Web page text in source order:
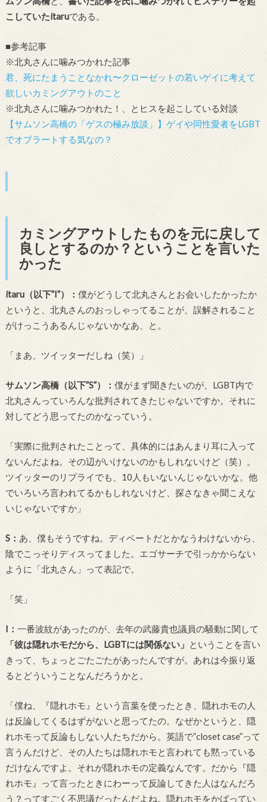
こしていたitaruである。
■参考記事
※北丸さんに噛みつかれた記事
君、死にたまうことなかれ〜クローゼットの若いゲイに考えて
欲しいカミングアウトのこと
※北丸さんに噛みつかれた！、とヒスを起こしている対談
【サムソン高橋の「ゲスの極み放談」】ゲイや同性愛者をLGBT
でオブラートする気なの？
カミングアウトしたものを元に戻して
良しとするのか？ということを言いた
かった
itaru（以下”I”） ： 僕がどうして北丸さんとお会いしたかったか
というと、北丸さんのおっしゃってることが、誤解されること
がけっこうあるんじゃないかなあ、と。
「まあ、ツイッターだしね（笑）」
サムソン高橋（以下”S”）： 僕がまず聞きたいのが、 LGBT内で
北丸さんっていろんな批判されてきたじゃないですか。それに
対してどう思ってたのかなっていう。
「実際に批判されたことって、具体的にはあんまり耳に入って
ないんだよね。その辺がいけないのかもしれないけど（笑）。
ツイッターのリプライでも、 10 人もいないんじゃないかな。他
でいろいろ言われてるかもしれないけど、探さなきゃ聞こえな
いじゃないですか」
S： あ、僕もそうですね。ディベートだとかなうわけないから、
陰でこっそりディスってました。エゴサーチで引っかからない
ように「北丸さん」って表記で。
「笑」
I ： 一番波紋があったのが、去年の武藤貴也議員の騒動に関して
「彼は隠れホモだから、 LGBTには関係ない」 ということを言い
きって、ちょっとごたごたがあったんですが。あれは今振り返
るとどういうことなんだろうかと。
「僕ね、『隠れホモ』という言葉を使ったとき、隠れホモの人
は反論してくるはずがないと思ってたの。なぜかというと、隠
れホモって反論もしない人たちだから。英語で”closet case”って
言うんだけど、その人たちは隠れホモと言われても黙っている
だけなんですよ。それが隠れホモの定義なんです。だから『隠
れホモ』って言ったときにわーって反論してきた人はなんだろ
う？ってすごく不思議だったんだよね。隠れホモをかばってい